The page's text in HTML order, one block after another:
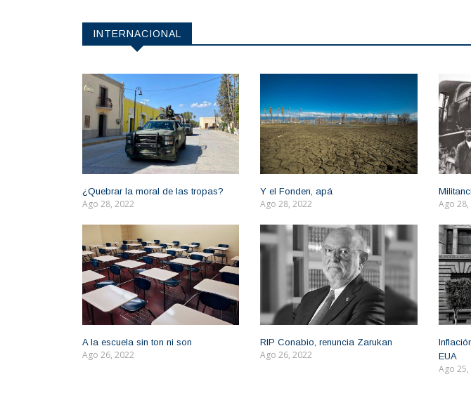
INTERNACIONAL
¿Quebrar la moral de las tropas?
Ago 28, 2022
Y el Fonden, apá
Ago 28, 2022 Ago 28,
A la escuela sin ton ni son
Ago 26, 2022
RIP Conabio, renuncia Zarukan
Ago 26, 2022
EUA
Ago 25,